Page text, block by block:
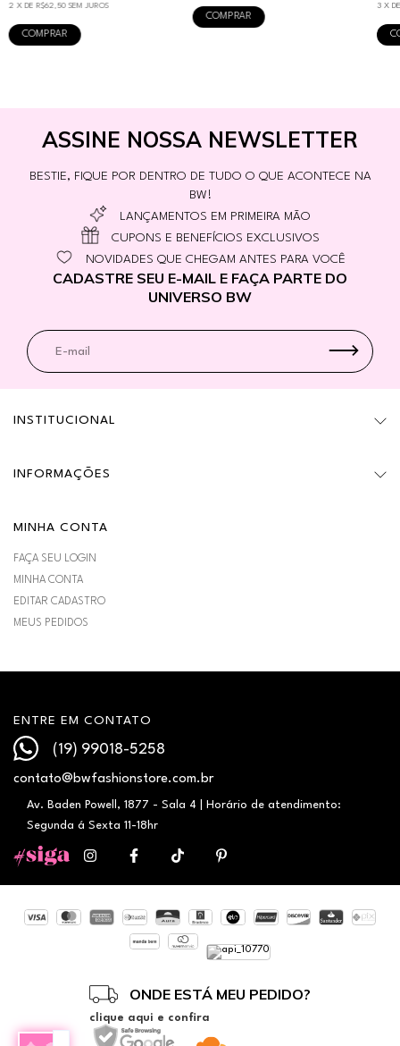
2 X DE R$62,50 SEM JUROS
COMPRAR
COMPRAR
3 X
ASSINE NOSSA NEWSLETTER
BESTIE, FIQUE POR DENTRO DE TUDO O QUE ACONTECE NA
BW!
LANÇAMENTOS EM PRIMEIRA MÃO
CUPONS E BENEFÍCIOS EXCLUSIVOS
NOVIDADES QUE CHEGAM ANTES PARA VOCÊ
CADASTRE SEU E-MAIL E FAÇA PARTE DO
UNIVERSO BW
INSTITUCIONAL
INFORMAÇÕES
MINHA CONTA
FAÇA SEU LOGIN
MINHA CONTA
EDITAR CADASTRO
MEUS PEDIDOS
ENTRE EM CONTATO
(19) 99018-5258
contato@bwfashionstore.com.br
Av. Baden Powell, 1877 - Sala 4 | Horário de atendimento:
Segunda á Sexta 11-18hr
ONDE ESTÁ MEU PEDIDO?
clique aqui e confira